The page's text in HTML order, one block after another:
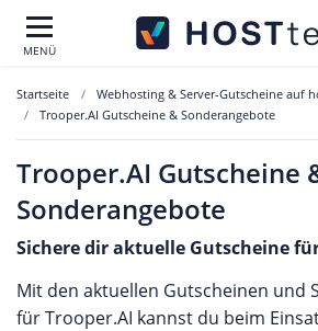
MENÜ
Startseite
Webhosting & Server-Gutscheine auf
Trooper.AI Gutscheine & Sonderangebote
Trooper.AI Gutscheine
Sonderangebote
Sichere dir aktuelle Gutscheine
Mit den aktuellen Gutscheinen und
für Trooper.AI kannst du beim